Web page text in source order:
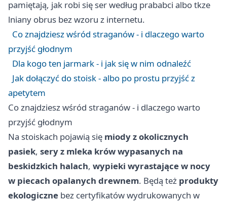
pamiętają, jak robi się ser według prababci albo tkze
lniany obrus bez wzoru z internetu.
Co znajdziesz wśród straganów - i dlaczego warto
przyjść głodnym
Dla kogo ten jarmark - i jak się w nim odnaleźć
Jak dołączyć do stoisk - albo po prostu przyjść z
apetytem
Co znajdziesz wśród straganów - i dlaczego warto
przyjść głodnym
Na stoiskach pojawią się miody z okolicznych
pasiek, sery z mleka krów wypasanych na
beskidzkich halach, wypieki wyrastające w nocy
w piecach opalanych drewnem. Będą też produkty
ekologiczne bez certyfikatów wydrukowanych w